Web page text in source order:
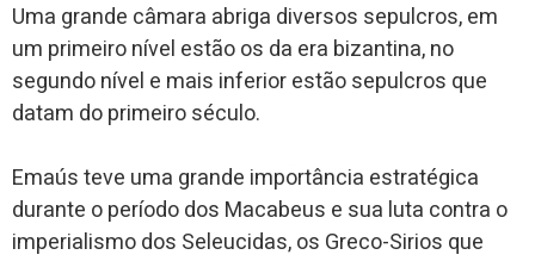
Uma grande câmara abriga diversos sepulcros, em
um primeiro nível estão os da era bizantina, no
segundo nível e mais inferior estão sepulcros que
datam do primeiro século.
Emaús teve uma grande importância estratégica
durante o período dos Macabeus e sua luta contra o
imperialismo dos Seleucidas, os Greco-Sirios que